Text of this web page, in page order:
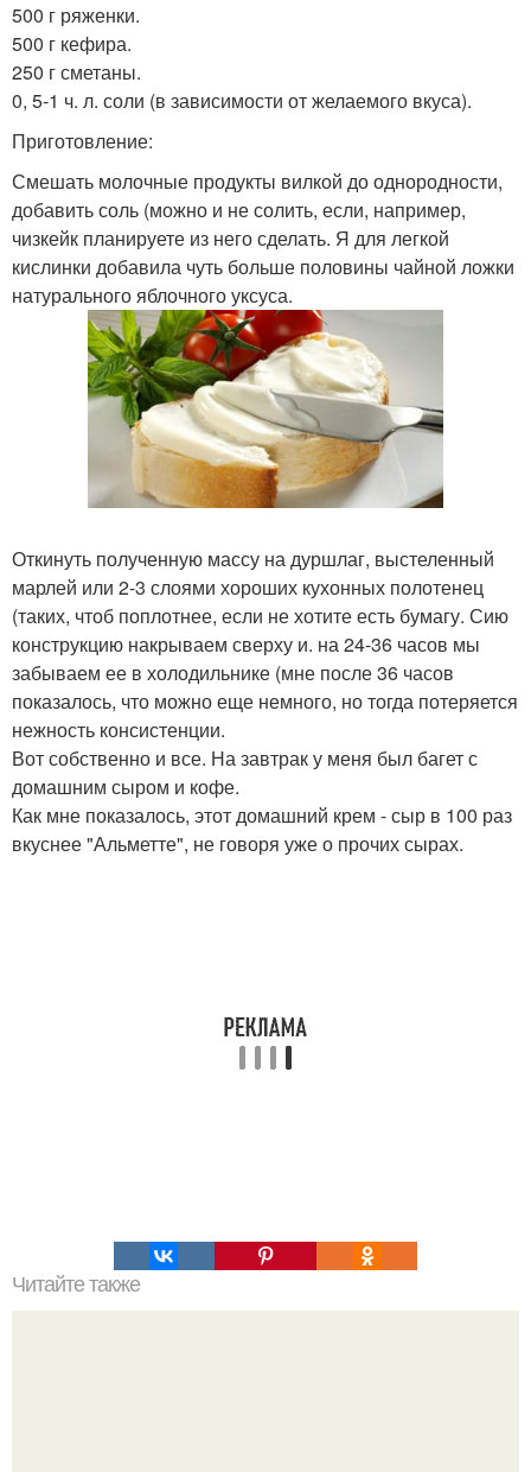
500 г ряженки.
500 г кефира.
250 г сметаны.
0, 5-1 ч. л. соли (в зависимости от желаемого вкуса).
Приготовление:
Смешать молочные продукты вилкой до однородности,
добавить соль (можно и не солить, если, например,
чизкейк планируете из него сделать. Я для легкой
кислинки добавила чуть больше половины чайной ложки
натурального яблочного уксуса.
Откинуть полученную массу на дуршлаг, выстеленный
марлей или 2-3 слоями хороших кухонных полотенец
(таких, чтоб поплотнее, если не хотите есть бумагу. Сию
конструкцию накрываем сверху и. на 24-36 часов мы
забываем ее в холодильнике (мне после 36 часов
показалось, что можно еще немного, но тогда потеряется
нежность консистенции.
Вот собственно и все. На завтрак у меня был багет с
домашним сыром и кофе.
Как мне показалось, этот домашний крем - сыр в 100 раз
вкуснее "Альметте", не говоря уже о прочих сырах.
Читайте также